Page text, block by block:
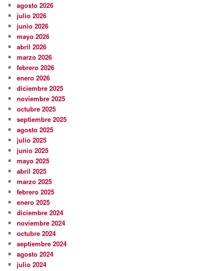
agosto 2026
julio 2026
junio 2026
mayo 2026
abril 2026
marzo 2026
febrero 2026
enero 2026
diciembre 2025
noviembre 2025
octubre 2025
septiembre 2025
agosto 2025
julio 2025
junio 2025
mayo 2025
abril 2025
marzo 2025
febrero 2025
enero 2025
diciembre 2024
noviembre 2024
octubre 2024
septiembre 2024
agosto 2024
julio 2024